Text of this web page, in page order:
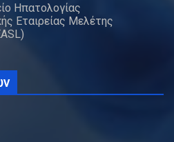
Ηπατολογίας
Εταιρείας Μελέτης